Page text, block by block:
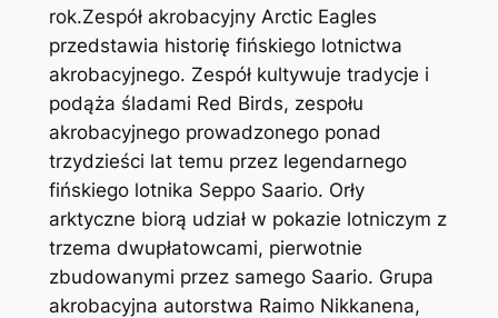
rok.Zespół akrobacyjny Arctic Eagles
przedstawia historię fińskiego lotnictwa
akrobacyjnego. Zespół kultywuje tradycje i
podąża śladami Red Birds, zespołu
akrobacyjnego prowadzonego ponad
trzydzieści lat temu przez legendarnego
fińskiego lotnika Seppo Saario. Orły
arktyczne biorą udział w pokazie lotniczym z
trzema dwupłatowcami, pierwotnie
zbudowanymi przez samego Saario. Grupa
akrobacyjna autorstwa Raimo Nikkanena,